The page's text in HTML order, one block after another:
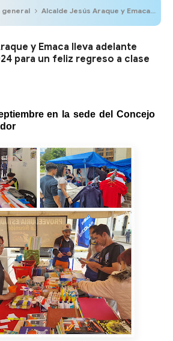
general Alcalde Jesús Araque y Emaca lleva adelante Feria Escolar 2024 para un feliz regreso a clase
y Emaca lleva adelante
para un feliz regreso a clase
en la sede del Concejo